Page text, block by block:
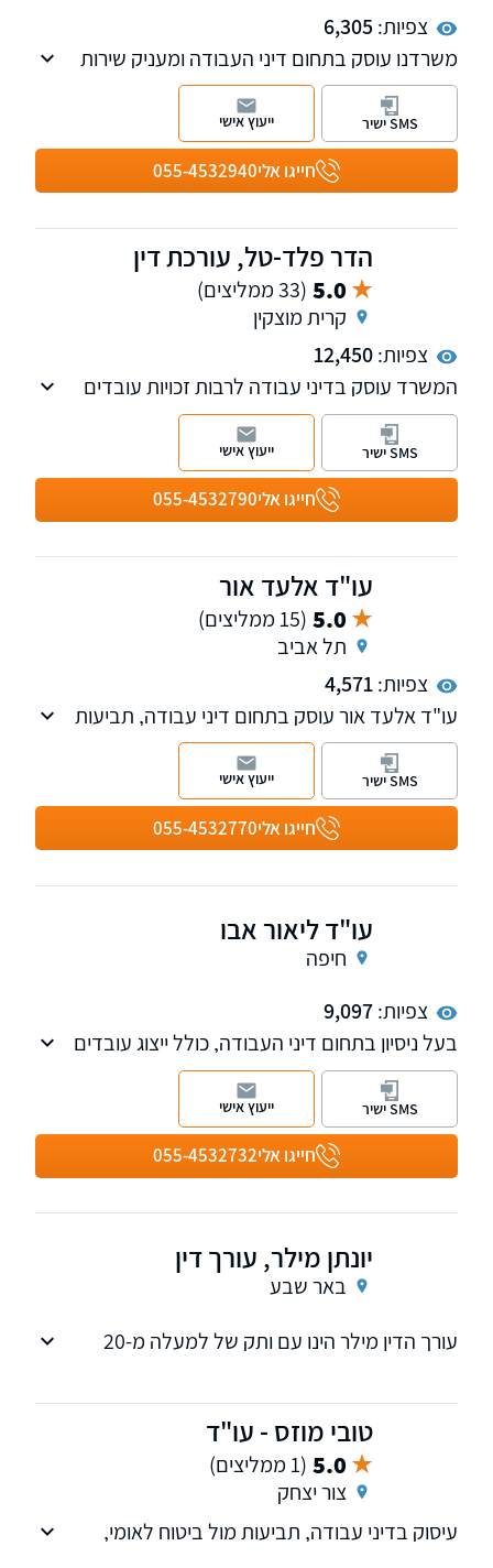
צפיות:6,305
משרדנו עוסק בתחום דיני העבודה ומעניק שירות
כולל למעסיקים ולעובדים בכל קשת התחומים
הרחבה של דיני העבודה בישראל.
חייגו אלי055-4532940
SMS ישיר ייעוץ אישי
הדר פלד-טל, עורכת דין
5.0 (33 ממליצים)
קרית מוצקין
צפיות:12,450
המשרד עוסק בדיני עבודה לרבות זכויות עובדים
וייעוץ שוטף למעסיקים.
חייגו אלי055-4532790
SMS ישיר ייעוץ אישי
עו"ד אלעד אור
5.0 (15 ממליצים)
תל אביב
צפיות:4,571
עו"ד אלעד אור עוסק בתחום דיני עבודה, תביעות
כספיות וייצוג בבתי משפט.
חייגו אלי055-4532770
SMS ישיר ייעוץ אישי
עו"ד ליאור אבו
חיפה
צפיות:9,097
בעל ניסיון בתחום דיני העבודה, כולל ייצוג עובדים
ומעבידים בבתי הדין לעבודה, כולל בהליכי צווי
מניעה ובהליכי שימוע, ייצוג ארגוני עובדים בהליכי
פרט וסכסוכים קיבוציים.
חייגו אלי055-4532732
SMS ישיר ייעוץ אישי
יונתן מילר, עורך דין
באר שבע
עורך הדין מילר הינו עם ותק של למעלה מ-20
טובי מוזס - עו"ד
5.0 (1 ממליצים)
צור יצחק
עיסוק בדיני עבודה, תביעות מול ביטוח לאומי,